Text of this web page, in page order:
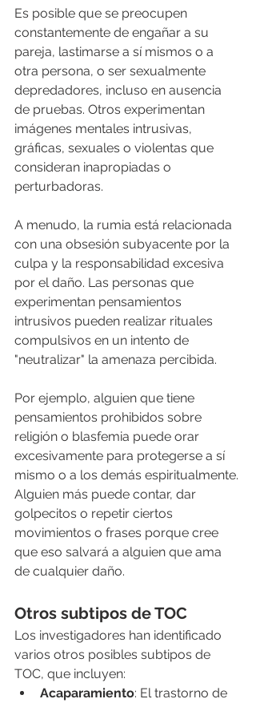
Es posible que se preocupen
constantemente de engañar a su
pareja, lastimarse a sí mismos o a
otra persona, o ser sexualmente
depredadores, incluso en ausencia
de pruebas. Otros experimentan
imágenes mentales intrusivas,
gráficas, sexuales o violentas que
consideran inapropiadas o
perturbadoras.
A menudo, la rumia está relacionada
con una obsesión subyacente por la
culpa y la responsabilidad excesiva
por el daño. Las personas que
experimentan pensamientos
intrusivos pueden realizar rituales
compulsivos en un intento de
"neutralizar" la amenaza percibida.
Por ejemplo, alguien que tiene
pensamientos prohibidos sobre
religión o blasfemia puede orar
excesivamente para protegerse a sí
mismo o a los demás espiritualmente.
Alguien más puede contar, dar
golpecitos o repetir ciertos
movimientos o frases porque cree
que eso salvará a alguien que ama
de cualquier daño.
Otros subtipos de TOC
Los investigadores han identificado
varios otros posibles subtipos de
TOC, que incluyen:
Acaparamiento: El trastorno de